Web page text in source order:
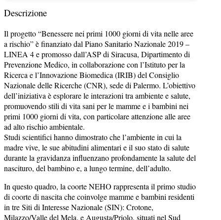
Descrizione
Il progetto “Benessere nei primi 1000 giorni di vita nelle aree
a rischio” è finanziato dal Piano Sanitario Nazionale 2019 –
LINEA 4 e promosso dall’ASP di Siracusa, Dipartimento di
Prevenzione Medico, in collaborazione con l’Istituto per la
Ricerca e l’Innovazione Biomedica (IRIB) del Consiglio
Nazionale delle Ricerche (CNR), sede di Palermo. L’obiettivo
dell’iniziativa è esplorare le interazioni tra ambiente e salute,
promuovendo stili di vita sani per le mamme e i bambini nei
primi 1000 giorni di vita, con particolare attenzione alle aree
ad alto rischio ambientale.
Studi scientifici hanno dimostrato che l’ambiente in cui la
madre vive, le sue abitudini alimentari e il suo stato di salute
durante la gravidanza influenzano profondamente la salute del
nascituro, del bambino e, a lungo termine, dell’adulto.
In questo quadro, la coorte NEHO rappresenta il primo studio
di coorte di nascita che coinvolge mamme e bambini residenti
in tre Siti di Interesse Nazionale (SIN): Crotone,
Milazzo/Valle del Mela, e Augusta/Priolo, situati nel Sud